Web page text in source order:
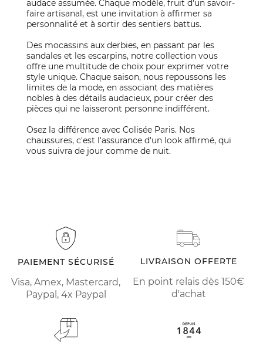
audace assumée. Chaque modèle, fruit d'un savoir-
faire artisanal, est une invitation à affirmer sa
personnalité et à sortir des sentiers battus.
Des mocassins aux derbies, en passant par les
sandales et les escarpins, notre collection vous
offre une multitude de choix pour exprimer votre
style unique. Chaque saison, nous repoussons les
limites de la mode, en associant des matières
nobles à des détails audacieux, pour créer des
pièces qui ne laisseront personne indifférent.
Osez la différence avec Colisée Paris. Nos
chaussures, c'est l'assurance d'un look affirmé, qui
vous suivra de jour comme de nuit.
PAIEMENT SÉCURISÉ
Visa, Amex, Mastercard,
Paypal, 4x Paypal
LIVRAISON OFFERTE
En point relais dès 150€
d'achat